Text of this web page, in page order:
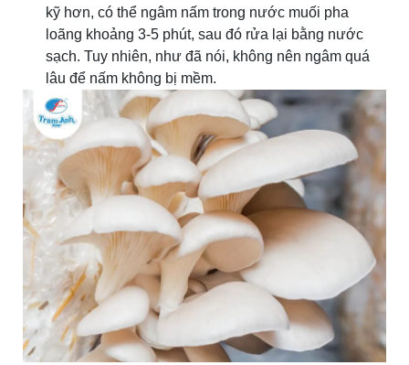
kỹ hơn, có thể ngâm nấm trong nước muối pha
loãng khoảng 3-5 phút, sau đó rửa lại bằng nước
sạch. Tuy nhiên, như đã nói, không nên ngâm quá
lâu để nấm không bị mềm.